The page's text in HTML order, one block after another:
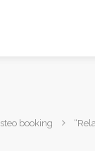
booking